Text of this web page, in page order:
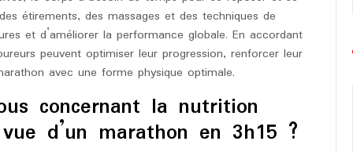
étirements, des massages et des techniques de
et d’améliorer la performance globale. En accordant
peuvent optimiser leur progression, renforcer leur
avec une forme physique optimale.
concernant la nutrition
d’un marathon en 3h15 ?